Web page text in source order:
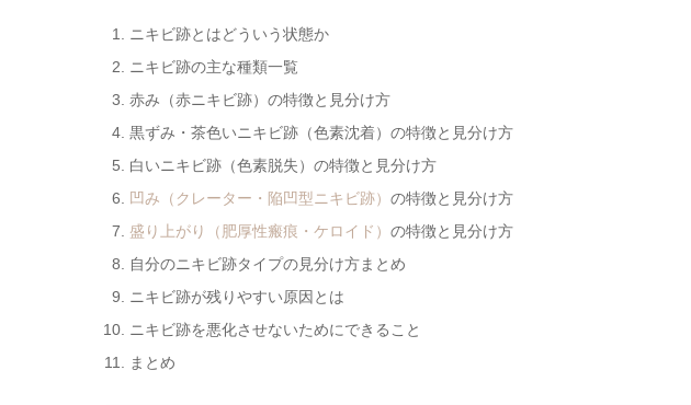
ニキビ跡とはどういう状態か
ニキビ跡の主な種類一覧
赤み（赤ニキビ跡）の特徴と見分け方
黒ずみ・茶色いニキビ跡（色素沈着）の特徴と見分け方
白いニキビ跡（色素脱失）の特徴と見分け方
凹み（クレーター・陥凹型ニキビ跡） の特徴と見分け方
盛り上がり（肥厚性瘢痕・ケロイド） の特徴と見分け方
自分のニキビ跡タイプの見分け方まとめ
ニキビ跡が残りやすい原因とは
ニキビ跡を悪化させないためにできること
まとめ